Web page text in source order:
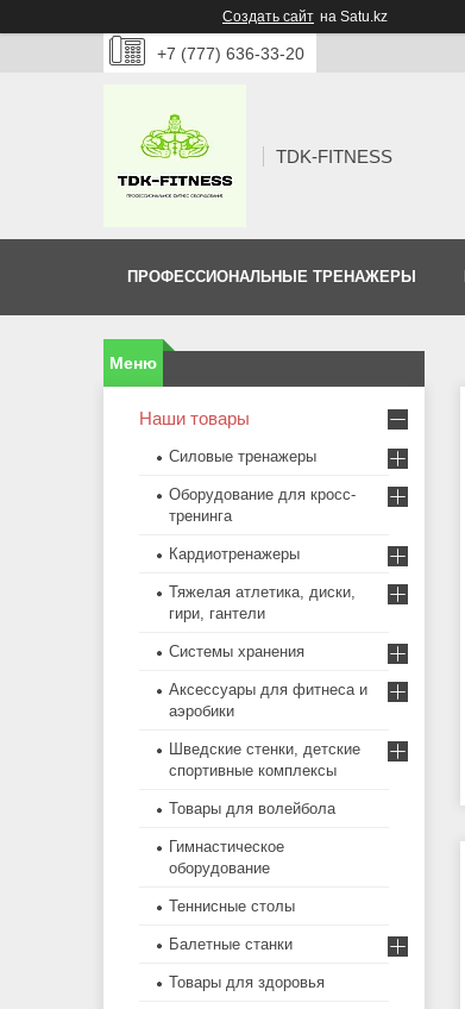
Создать сайт на Satu.kz
+7 (777) 636-33-20
TDK-FITNESS
ПРОФЕССИОНАЛЬНЫЕ ТРЕНАЖЕРЫ
Наши товары
Силовые тренажеры
Оборудование для кросс-
тренинга
Кардиотренажеры
Тяжелая атлетика, диски,
гири, гантели
Системы хранения
Аксессуары для фитнеса и
аэробики
Шведские стенки, детские
спортивные комплексы
Товары для волейбола
Гимнастическое
оборудование
Теннисные столы
Балетные станки
Товары для здоровья